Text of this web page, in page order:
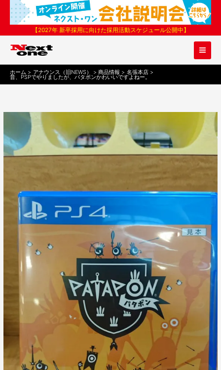
ス
【2027年 新卒採用に向けた採用活動スケジュール公開中】
ホーム アナウンス（旧NEWS） 商品情報 名張本店
昔、PSPでやりましたが、パタポンかわいいですよねー。